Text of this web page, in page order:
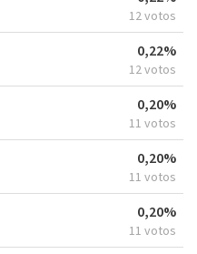
12 votos
0,22%
12 votos
0,20%
11 votos
0,20%
11 votos
0,20%
11 votos